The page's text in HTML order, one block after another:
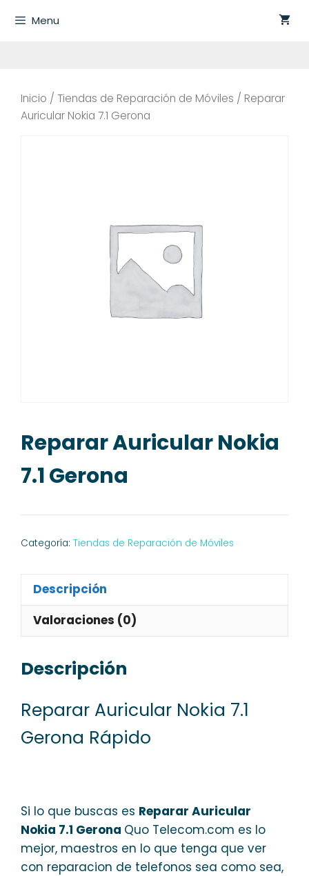
Menu
Inicio / Tiendas de Reparación de Móviles / Reparar
Auricular Nokia 7.1 Gerona
Reparar Auricular Nokia
7.1 Gerona
Categoría: Tiendas de Reparación de Móviles
Descripción
Valoraciones (0)
Descripción
Reparar Auricular Nokia 7.1
Gerona Rápido
Si lo que buscas es Reparar Auricular
Nokia 7.1 Gerona Quo Telecom.com es lo
mejor, maestros en lo que tenga que ver
con reparacion de telefonos sea como sea,